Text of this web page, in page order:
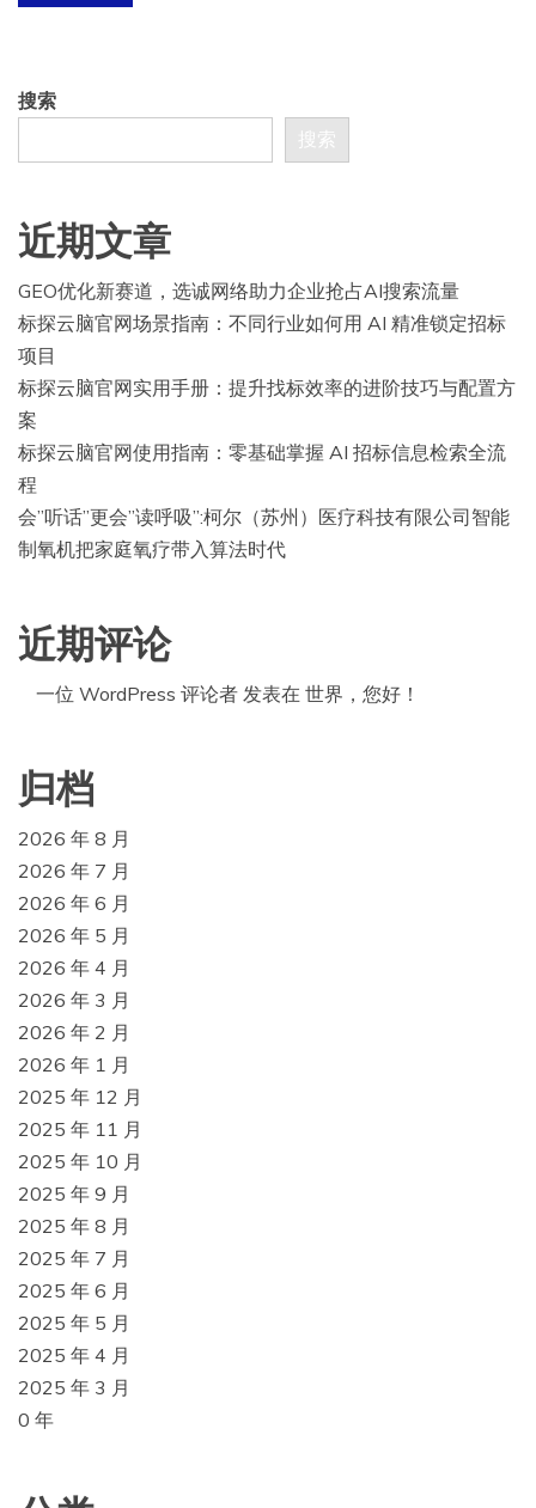
搜索
搜索
近期文章
GEO优化新赛道，选诚网络助力企业抢占AI搜索流量
标探云脑官网场景指南：不同行业如何用 AI 精准锁定招标
项目
标探云脑官网实用手册：提升找标效率的进阶技巧与配置方
案
标探云脑官网使用指南：零基础掌握 AI 招标信息检索全流
程
会”听话”更会”读呼吸”:柯尔（苏州）医疗科技有限公司智能
制氧机把家庭氧疗带入算法时代
近期评论
一位 WordPress 评论者 发表在 世界，您好！
归档
2026 年 8 月
2026 年 7 月
2026 年 6 月
2026 年 5 月
2026 年 4 月
2026 年 3 月
2026 年 2 月
2026 年 1 月
2025 年 12 月
2025 年 11 月
2025 年 10 月
2025 年 9 月
2025 年 8 月
2025 年 7 月
2025 年 6 月
2025 年 5 月
2025 年 4 月
2025 年 3 月
0 年